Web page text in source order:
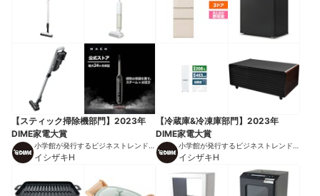
【スティック掃除機部門】2023年
DIME家電大賞
小学館が発行するビジネストレンドマ
ガジン
イシザキH
【冷蔵庫&冷凍庫部門】2023年
DIME家電大賞
小学館が発行するビジネストレンドマ
ガジン
イシザキH